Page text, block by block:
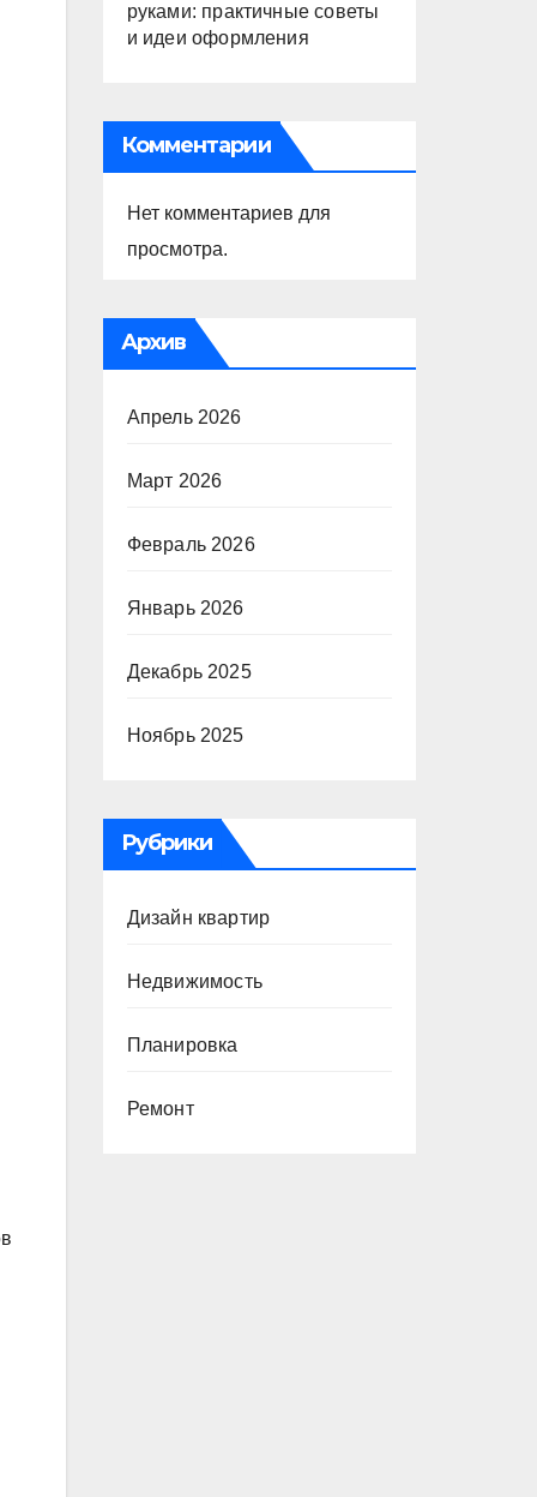
руками: практичные советы
и идеи оформления
Комментарии
Нет комментариев для
просмотра.
Архив
Апрель 2026
Март 2026
Февраль 2026
Январь 2026
Декабрь 2025
Ноябрь 2025
Рубрики
Дизайн квартир
Недвижимость
Планировка
Ремонт